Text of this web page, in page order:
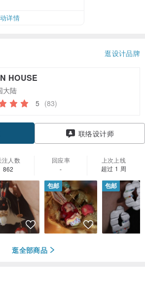
详情
逛设计品牌
HOUSE
大陆
5 (83)
联络设计师
注人数
862
回应率
-
上次上线
超过 1 周
包邮 包邮
逛全部商品